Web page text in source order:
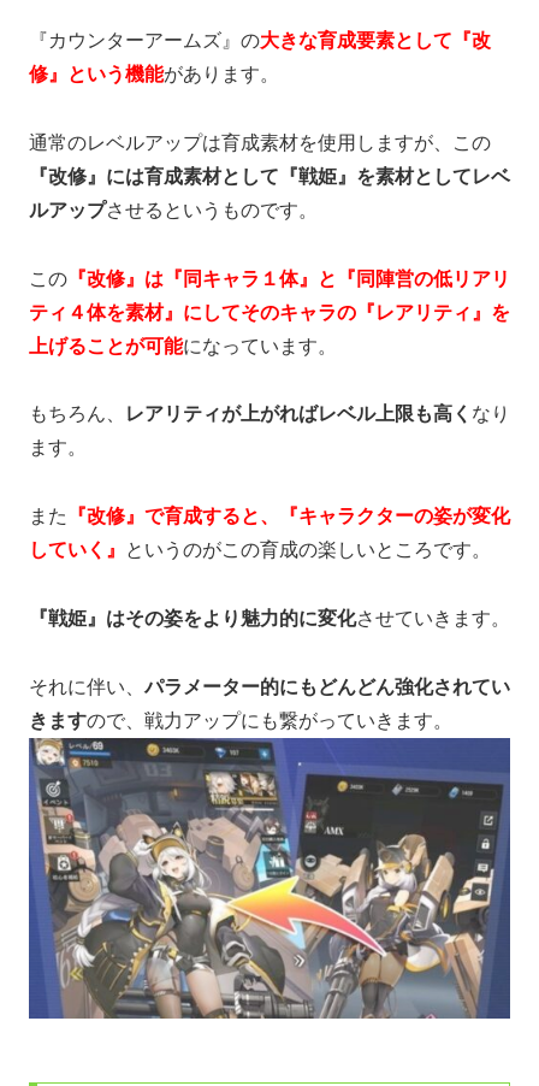
『カウンターアームズ』の大きな育成要素として『改
修』という機能があります。
通常のレベルアップは育成素材を使用しますが、この
『改修』には育成素材として『戦姫』を素材としてレベ
ルアップさせるというものです。
この 『改修』は『同キャラ１体』と『同陣営の低リアリ
ティ４体を素材』にしてそのキャラの『レアリティ』を
上げることが可能になっています。
もちろん、 レアリティが上がればレベル上限も高く なり
ます。
また
『改修』で育成すると、『キャラクターの姿が変化
していく』
というのがこの育成の楽しいところです。
『戦姫』はその姿をより魅力的に変化させていきます。
それに伴い、パラメーター的にもどんどん強化されてい
きますので、戦力アップにも繋がっていきます。